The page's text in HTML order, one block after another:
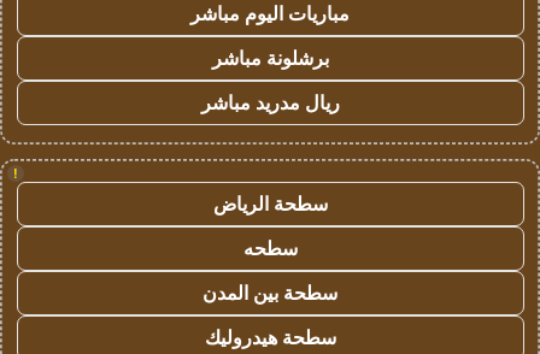
مباريات اليوم مباشر
برشلونة مباشر
ريال مدريد مباشر
!
سطحة الرياض
سطحه
سطحة بين المدن
سطحة هيدروليك